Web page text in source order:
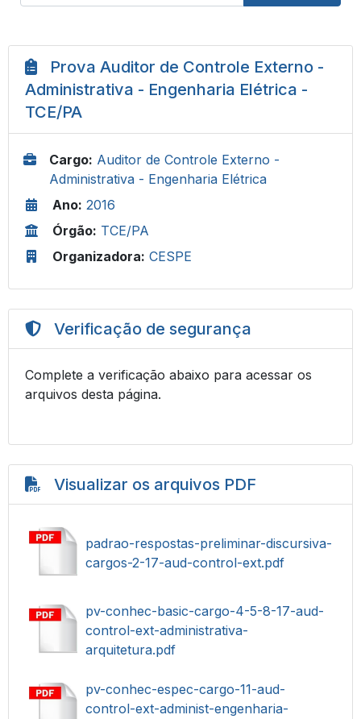
Prova Auditor de Controle Externo -
Administrativa - Engenharia Elétrica -
TCE/PA
Cargo: Auditor de Controle Externo -
Administrativa - Engenharia Elétrica
Ano: 2016
Órgão: TCE/PA
Organizadora: CESPE
Verificação de segurança
Complete a verificação abaixo para acessar os
arquivos desta página.
Visualizar os arquivos PDF
padrao-respostas-preliminar-discursiva-
cargos-2-17-aud-control-ext.pdf
pv-conhec-basic-cargo-4-5-8-17-aud-
control-ext-administrativa-
arquitetura.pdf
pv-conhec-espec-cargo-11-aud-
control-ext-administ-engenharia-